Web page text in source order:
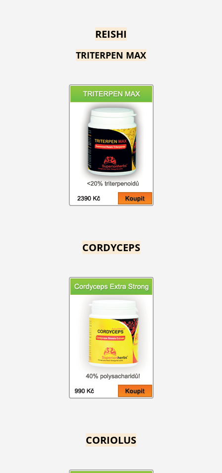
REISHI
TRITERPEN MAX
CORDYCEPS
CORIOLUS